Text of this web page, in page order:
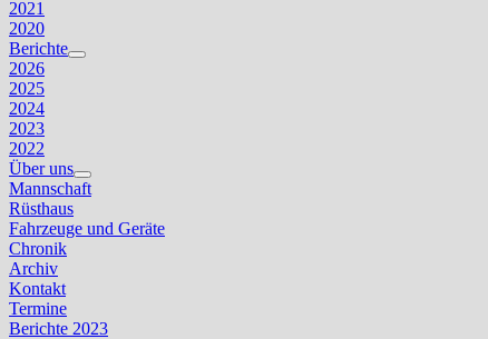
2021
2020
Berichte
Untermenü
2026
2025
2024
2023
2022
Über uns
Untermenü
anzeigen
Mannschaft
Rüsthaus
Fahrzeuge und Geräte
Chronik
Archiv
Kontakt
Termine
Berichte 2023